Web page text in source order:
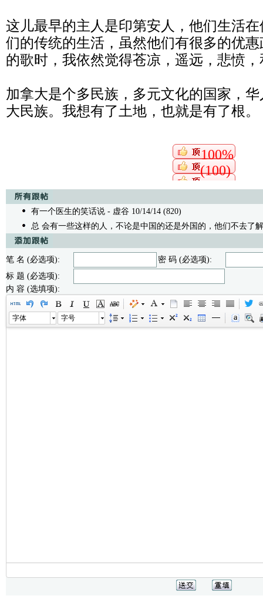
这儿最早的主人是印第安人，他们生活
们的传统的生活，虽然他们有很多的优
的歌时，我依然觉得苍凉，遥远，悲愤
加拿大是个多民族，多元文化的国家，
大民族。我想有了土地，也就是有了根。
100%
(100)
有一个医生的笑话说 - 虚谷 10/14/14 (820)
总 会有一些这样的人，不论是中国的还是外国的，他们不去了
笔 名 (必选项):
密 码 (必选项):
标 题 (必选项):
内 容 (选填项):
字体 字号